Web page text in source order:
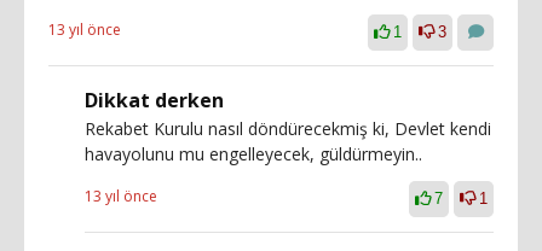
13 yıl önce 1 3
Dikkat derken
Rekabet Kurulu nasıl döndürecekmiş ki, Devlet kendi
havayolunu mu engelleyecek, güldürmeyin..
13 yıl önce 7 1